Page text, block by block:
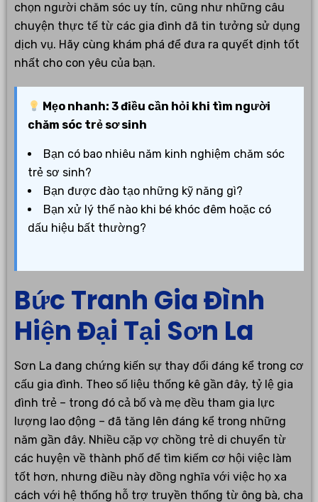
chọn người chăm sóc uy tín, cũng như những câu
chuyện thực tế từ các gia đình đã tin tưởng sử dụng
dịch vụ. Hãy cùng khám phá để đưa ra quyết định tốt
nhất cho con yêu của bạn.
Mẹo nhanh: 3 điều cần hỏi khi tìm người
chăm sóc trẻ sơ sinh
Bạn có bao nhiêu năm kinh nghiệm chăm sóc
trẻ sơ sinh?
Bạn được đào tạo những kỹ năng gì?
Bạn xử lý thế nào khi bé khóc đêm hoặc có
dấu hiệu bất thường?
Bức Tranh Gia Đình
Hiện Đại Tại Sơn La
Sơn La đang chứng kiến sự thay đổi đáng kể trong cơ
cấu gia đình. Theo số liệu thống kê gần đây, tỷ lệ gia
đình trẻ – trong đó cả bố và mẹ đều tham gia lực
lượng lao động – đã tăng lên đáng kể trong những
năm gần đây. Nhiều cặp vợ chồng trẻ di chuyển từ
các huyện về thành phố để tìm kiếm cơ hội việc làm
tốt hơn, nhưng điều này đồng nghĩa với việc họ xa
cách với hệ thống hỗ trợ truyền thống từ ông bà, cha